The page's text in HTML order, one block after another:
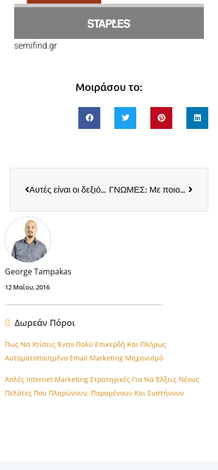
George Tampakas
12 Μαΐου, 2016
Δωρεάν Πόροι
Πως Να Χτίσεις Έναν Πολύ Επικερδή Και Πλήρως
Αυτοματοποιημένο Email Marketing Μηχανισμό
Απλές Internet Marketing Στρατηγικές Για Να Έλξεις Νέους
Πελάτες Που Πληρώνουν, Παραμένουν Και Συστήνουν
semifind.gr
Μοιράσου το:
Αυτές είναι οι δεξιότητες που κάθε επαγγελματίας πρέπει να διαθέτει ΓΝΩΜΕΣ: Με ποιον τρόπο το Contextual Commerce θα αλλάξει το Ηλεκτρονικό Εμπόριο